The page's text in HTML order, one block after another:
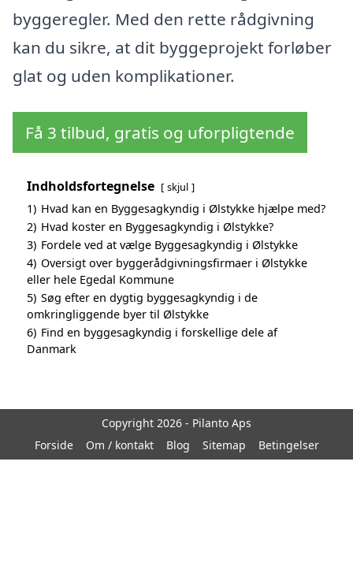
byggeregler. Med den rette rådgivning
kan du sikre, at dit byggeprojekt forløber
glat og uden komplikationer.
Få 3 tilbud, gratis og uforpligtende
Indholdsfortegnelse skjul
1) Hvad kan en Byggesagkyndig i Ølstykke hjælpe med?
2) Hvad koster en Byggesagkyndig i Ølstykke?
3) Fordele ved at vælge Byggesagkyndig i Ølstykke
4) Oversigt over byggerådgivningsfirmaer i Ølstykke
eller hele Egedal Kommune
5) Søg efter en dygtig byggesagkyndig i de
omkringliggende byer til Ølstykke
6) Find en byggesagkyndig i forskellige dele af
Danmark
Copyright 2026 - Pilanto Aps
Forside
Om / kontakt Blog Sitemap Betingelser